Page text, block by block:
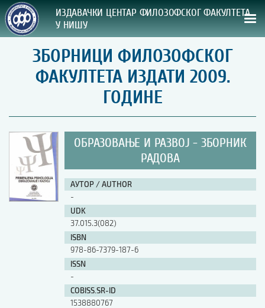
ИЗДАВАЧКИ ЦЕНТАР ФИЛОЗОФСКОГ ФАКУЛТЕТА
У НИШУ
СВА НАША ИЗДАЊА
ВРСТА ИЗДАЊА:
ПРЕГЛЕД
УПУТСТВА
УПУТСТВА
Правилник о издавачкој делатности
Упутство ауторима
Упутство уредницима
Изјава о ауторству
Изјава о лектури
Изјава о коришћењу ауторског дела
Упутство за бирање лиценце
Уговор са аутором
ЗБОРНИЦИ ФИЛОЗОФСКОГ
ФАКУЛТЕТА ИЗДАТИ 2009.
ГОДИНЕ
ОБРАЗОВАЊЕ И РАЗВОЈ - ЗБОРНИК
РАДОВА
АУТОР / AUTHOR
-
UDK
37.015.3(082)
ISBN
978-86-7379-187-6
ISSN
-
COBISS.SR-ID
1538880767